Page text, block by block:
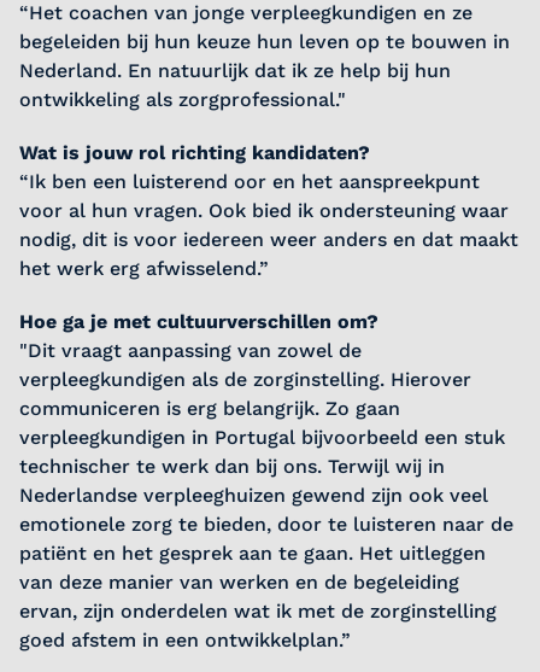
“Het coachen van jonge verpleegkundigen en ze
begeleiden bij hun keuze hun leven op te bouwen in
Nederland. En natuurlijk dat ik ze help bij hun
ontwikkeling als zorgprofessional."
Wat is jouw rol richting kandidaten?
“Ik ben een luisterend oor en het aanspreekpunt
voor al hun vragen. Ook bied ik ondersteuning waar
nodig, dit is voor iedereen weer anders en dat maakt
het werk erg afwisselend.”
Hoe ga je met cultuurverschillen om?
"Dit vraagt aanpassing van zowel de
verpleegkundigen als de zorginstelling. Hierover
communiceren is erg belangrijk. Zo gaan
verpleegkundigen in Portugal bijvoorbeeld een stuk
technischer te werk dan bij ons. Terwijl wij in
Nederlandse verpleeghuizen gewend zijn ook veel
emotionele zorg te bieden, door te luisteren naar de
patiënt en het gesprek aan te gaan. Het uitleggen
van deze manier van werken en de begeleiding
ervan, zijn onderdelen wat ik met de zorginstelling
goed afstem in een ontwikkelplan.”